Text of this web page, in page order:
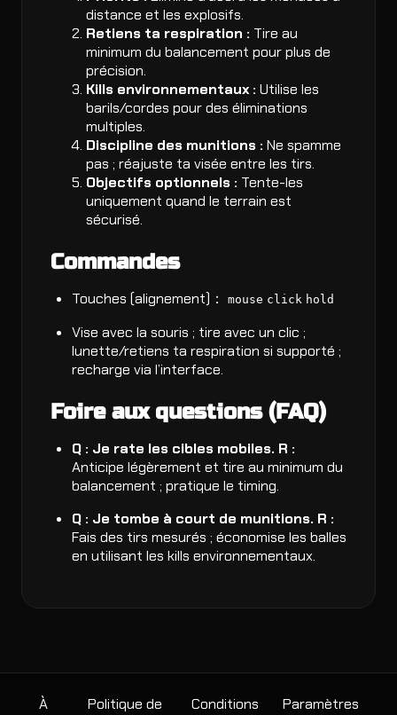
distance et les explosifs.
Retiens ta respiration : Tire au
minimum du balancement pour plus de
précision.
Kills environnementaux : Utilise les
barils/cordes pour des éliminations
multiples.
Discipline des munitions : Ne spamme
pas ; réajuste ta visée entre les tirs.
Objectifs optionnels : Tente-les
uniquement quand le terrain est
sécurisé.
Commandes
Touches (alignement)： mouse click hold
Vise avec la souris ; tire avec un clic ;
lunette/retiens ta respiration si supporté ;
recharge via l’interface.
Foire aux questions (FAQ)
Q : Je rate les cibles mobiles. R :
Anticipe légèrement et tire au minimum du
balancement ; pratique le timing.
Q : Je tombe à court de munitions. R :
Fais des tirs mesurés ; économise les balles
en utilisant les kills environnementaux.
À
Politique de
Conditions
Paramètres